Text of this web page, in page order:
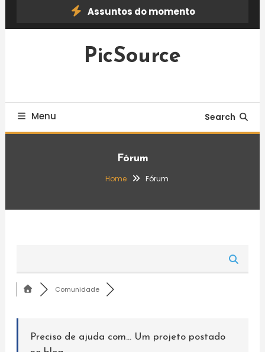
Assuntos do momento
PicSource
Menu Search
Fórum
Home Fórum
Comunidade
Preciso de ajuda com... Um projeto postado